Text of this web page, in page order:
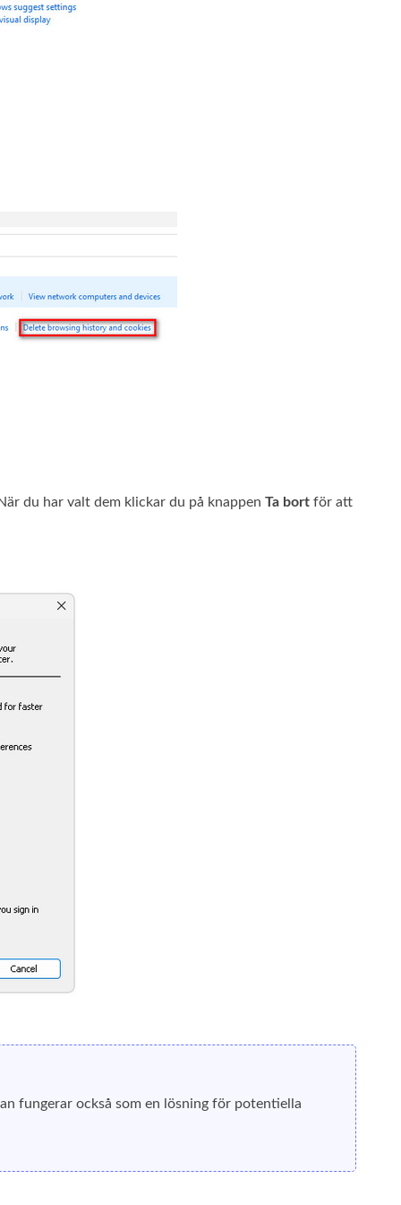
du har valt dem klickar du på knappen Ta bort för att
fungerar också som en lösning för potentiella